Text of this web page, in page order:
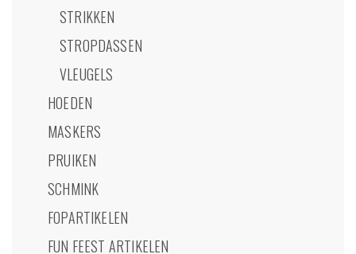
STRIKKEN
STROPDASSEN
VLEUGELS
HOEDEN
MASKERS
PRUIKEN
SCHMINK
FOPARTIKELEN
FUN FEEST ARTIKELEN